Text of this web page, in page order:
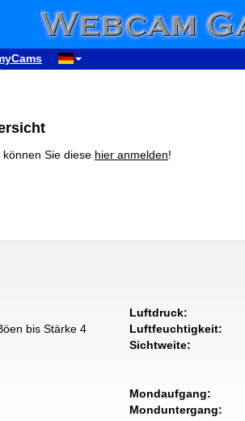
Sie diese hier anmelden!
bis Stärke 4
Luftdruck:
Luftfeuchtigkeit:
Sichtweite:
Mondaufgang:
Monduntergang: